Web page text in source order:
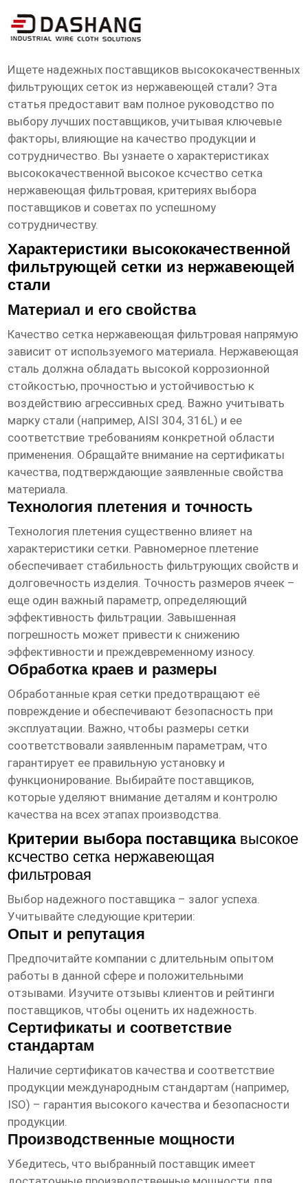
высокое ксчество сетка нержавеющая
фильтровая Поставщики
Ищете надежных поставщиков высококачественных
фильтрующих сеток из нержавеющей стали? Эта
статья предоставит вам полное руководство по
выбору лучших поставщиков, учитывая ключевые
факторы, влияющие на качество продукции и
сотрудничество. Вы узнаете о характеристиках
высококачественной высокое ксчество сетка
нержавеющая фильтровая, критериях выбора
поставщиков и советах по успешному
сотрудничеству.
Характеристики высококачественной
фильтрующей сетки из нержавеющей
стали
Материал и его свойства
Качество сетка нержавеющая фильтровая напрямую
зависит от используемого материала. Нержавеющая
сталь должна обладать высокой коррозионной
стойкостью, прочностью и устойчивостью к
воздействию агрессивных сред. Важно учитывать
марку стали (например, AISI 304, 316L) и ее
соответствие требованиям конкретной области
применения. Обращайте внимание на сертификаты
качества, подтверждающие заявленные свойства
материала.
Технология плетения и точность
Технология плетения существенно влияет на
характеристики сетки. Равномерное плетение
обеспечивает стабильность фильтрующих свойств и
долговечность изделия. Точность размеров ячеек –
еще один важный параметр, определяющий
эффективность фильтрации. Завышенная
погрешность может привести к снижению
эффективности и преждевременному износу.
Обработка краев и размеры
Обработанные края сетки предотвращают её
повреждение и обеспечивают безопасность при
эксплуатации. Важно, чтобы размеры сетки
соответствовали заявленным параметрам, что
гарантирует ее правильную установку и
функционирование. Выбирайте поставщиков,
которые уделяют внимание деталям и контролю
качества на всех этапах производства.
Критерии выбора поставщика высокое
ксчество сетка нержавеющая
фильтровая
Выбор надежного поставщика – залог успеха.
Учитывайте следующие критерии:
Опыт и репутация
Предпочитайте компании с длительным опытом
работы в данной сфере и положительными
отзывами. Изучите отзывы клиентов и рейтинги
поставщиков, чтобы оценить их надежность.
Сертификаты и соответствие
стандартам
Наличие сертификатов качества и соответствие
продукции международным стандартам (например,
ISO) – гарантия высокого качества и безопасности
продукции.
Производственные мощности
Убедитесь, что выбранный поставщик имеет